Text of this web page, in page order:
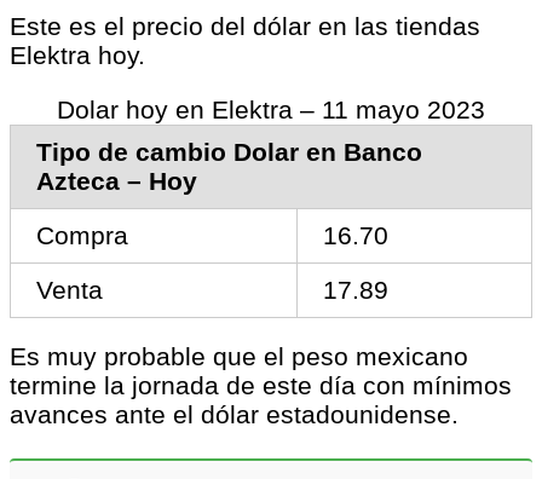
Este es el precio del dólar en las tiendas
Elektra hoy.
Dolar hoy en Elektra – 11 mayo 2023
Tipo de cambio Dolar en Banco
Azteca – Hoy
Compra
16.70
Venta
17.89
Es muy probable que el peso mexicano
termine la jornada de este día con mínimos
avances ante el dólar estadounidense.